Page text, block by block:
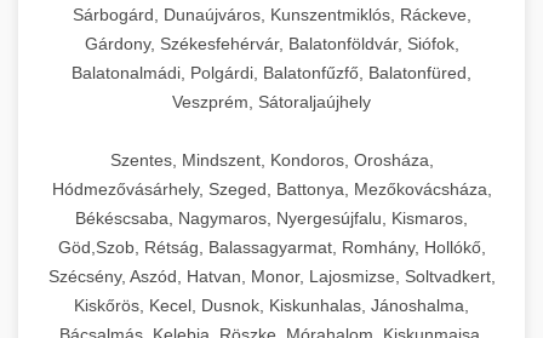
Sárbogárd, Dunaújváros, Kunszentmiklós, Ráckeve,
Gárdony, Székesfehérvár, Balatonföldvár, Siófok,
Balatonalmádi, Polgárdi, Balatonfűzfő, Balatonfüred,
Veszprém, Sátoraljaújhely
Szentes, Mindszent, Kondoros, Orosháza,
Hódmezővásárhely, Szeged, Battonya, Mezőkovácsháza,
Békéscsaba, Nagymaros, Nyergesújfalu, Kismaros,
Göd,Szob, Rétság, Balassagyarmat, Romhány, Hollókő,
Szécsény, Aszód, Hatvan, Monor, Lajosmizse, Soltvadkert,
Kiskőrös, Kecel, Dusnok, Kiskunhalas, Jánoshalma,